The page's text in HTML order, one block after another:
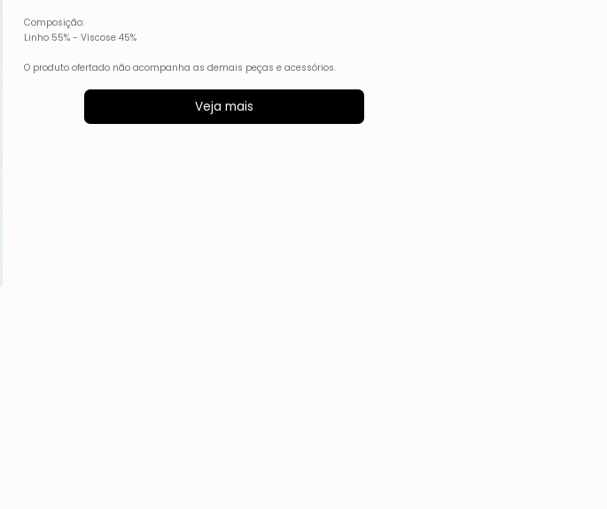
Composição:
Linho 55% - Viscose 45%
O produto ofertado não acompanha as demais peças e acessórios.
Veja mais